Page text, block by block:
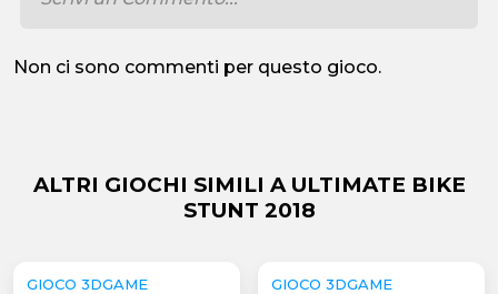
Non ci sono commenti per questo gioco.
ALTRI GIOCHI SIMILI A ULTIMATE BIKE
STUNT 2018
GIOCO 3DGAME GIOCO 3DGAME